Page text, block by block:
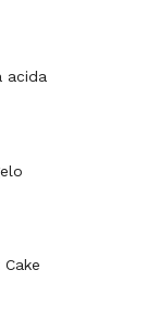
acida